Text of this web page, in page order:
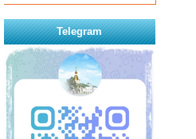
Telegram